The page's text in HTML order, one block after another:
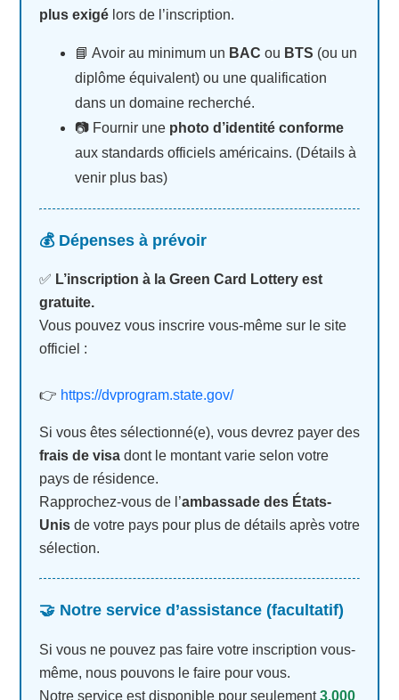
plus exigé lors de l’inscription.
📘 Avoir au minimum un BAC ou BTS (ou un
diplôme équivalent) ou une qualification
dans un domaine recherché.
📷 Fournir une photo d’identité conforme
aux standards officiels américains. (Détails à
venir plus bas)
💰 Dépenses à prévoir
✅ L’inscription à la Green Card Lottery est
gratuite.
Vous pouvez vous inscrire vous-même sur le site
officiel :
👉 https://dvprogram.state.gov/
Si vous êtes sélectionné(e), vous devrez payer des
frais de visa dont le montant varie selon votre
pays de résidence.
Rapprochez-vous de l’ambassade des États-
Unis de votre pays pour plus de détails après votre
sélection.
🤝 Notre service d’assistance (facultatif)
Si vous ne pouvez pas faire votre inscription vous-
même, nous pouvons le faire pour vous.
Notre service est disponible pour seulement3.000